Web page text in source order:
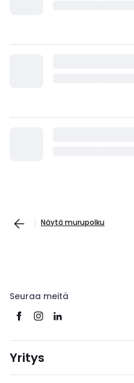
Näytä murupolku
Seuraa meitä
Yritys